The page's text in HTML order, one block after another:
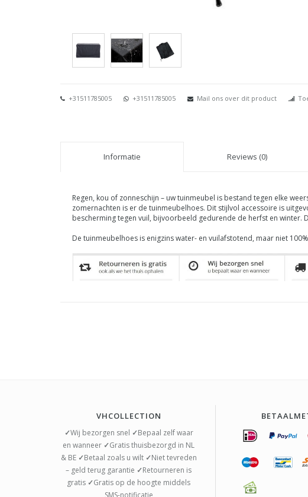
+31511785005 +31511785005 Mail ons over dit product
Informatie Reviews (0)
Regen, kou of zonneschijn – uw tuinmeubel is bestand tegen elke
zomernachten is er de tuinmeubelhoes. Dit stijlvol accessoire is
bescherming tegen vuil, bijvoorbeeld gedurende de herfst en winter.
De tuinmeubelhoes is enigzins water- en vuilafstotend, maar niet
VHCOLLECTION
✓Wij bezorgen snel ✓Bepaal zelf waar
en wanneer ✓Gratis thuisbezorgd in NL
& BE ✓Betaal zoals u wilt ✓Niet tevreden
– geld terug garantie ✓Retourneren is
gratis ✓Gratis op de hoogte middels